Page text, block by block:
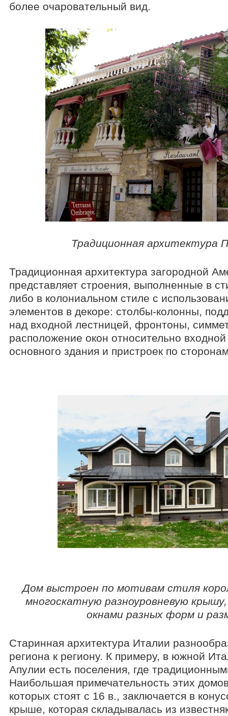
более очаровательный вид.
Традиционная архитектура
Традиционная архитектура загородной
представляет строения, выполненные в
либо в колониальном стиле с
элементов в декоре: столбы-колонны,
над входной лестницей, фронтоны,
расположение окон относительно
основного здания и пристроек по
Дом выстроен по мотивам стиля
многоскатную разноуровневую
окнами разных форм и
Старинная архитектура Италии
региона к региону. К примеру, в южной
Апулии есть поселения, где
Наибольшая примечательность этих
которых стоят с 16 в., заключается в
крыше, которая складывалась из